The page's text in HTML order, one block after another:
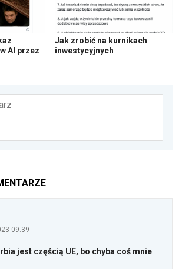
AI przez
Jak zrobić na kurnikach
inwestycyjnych
09:39
jest częścią UE, bo chyba coś mnie